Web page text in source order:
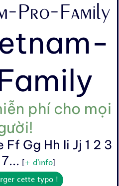
Pro-Family
phí cho mọi
Ff Gg Hh Ii Jj 1 2 3
+ d'info]
cette typo !